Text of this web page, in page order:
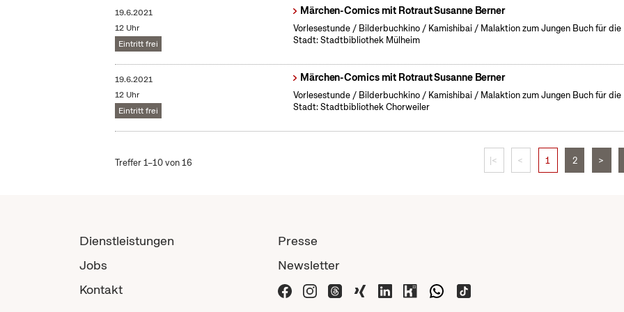
19.6.2021
12 Uhr
Eintritt frei
Märchen-Comics mit Rotraut Susanne Berner
Vorlesestunde / Bilderbuchkino / Kamishibai / Malaktion zum Jungen Buch für die
Stadt: Stadtbibliothek Mülheim
19.6.2021
12 Uhr
Eintritt frei
Märchen-Comics mit Rotraut Susanne Berner
Vorlesestunde / Bilderbuchkino / Kamishibai / Malaktion zum Jungen Buch für die
Stadt: Stadtbibliothek Chorweiler
Treffer 1–10 von 16 |< < 1 2 >
Dienstleistungen
Jobs
Kontakt
Presse
Newsletter